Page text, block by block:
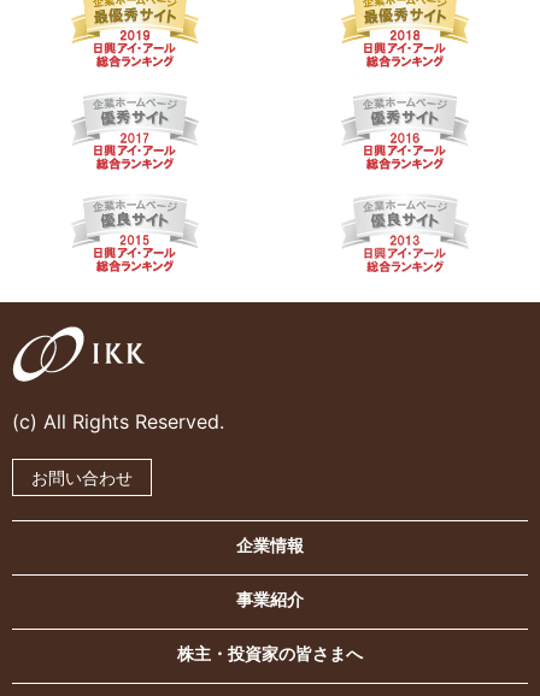
(c) All Rights Reserved.
お問い合わせ
企業情報
事業紹介
株主・投資家の皆さまへ